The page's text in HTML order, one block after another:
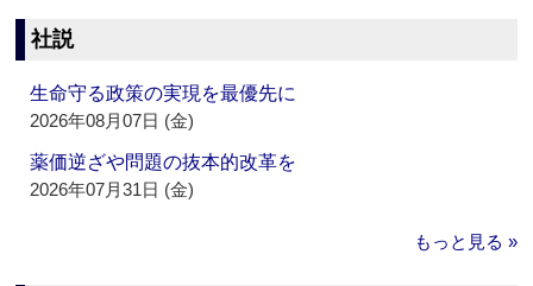
社説
生命守る政策の実現を最優先に
2026年08月07日 (金)
薬価逆ざや問題の抜本的改革を
2026年07月31日 (金)
もっと見る »